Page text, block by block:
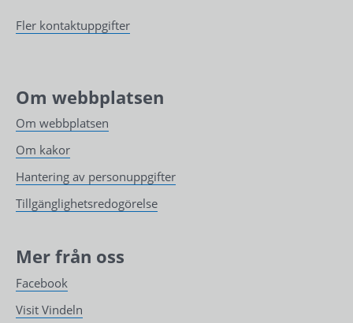
Fler kontaktuppgifter
Om webbplatsen
Om webbplatsen
Om kakor
Hantering av personuppgifter
Tillgänglighetsredogörelse
Mer från oss
Facebook
Visit Vindeln